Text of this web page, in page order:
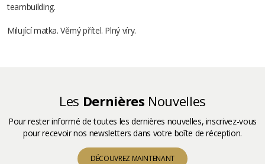
teambuilding.
Milující matka. Věrný přítel. Plný víry.
Les Dernières Nouvelles
Pour rester informé de toutes les dernières nouvelles, inscrivez-vous
pour recevoir nos newsletters dans votre boîte de réception.
DÉCOUVREZ MAINTENANT